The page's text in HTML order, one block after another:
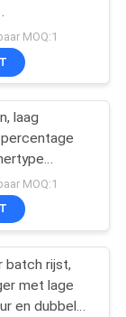
MOQ:1
laag
MOQ:1
batch rijst,
met lage
en dubbel